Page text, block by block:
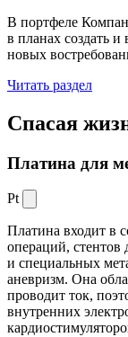
В портфеле
в планах создать
новых
Читать раздел
Спасая
Платина для
Pt
Платина входит в
операций, стентов
и специальных
аневризм. Она
проводит ток,
внутренних